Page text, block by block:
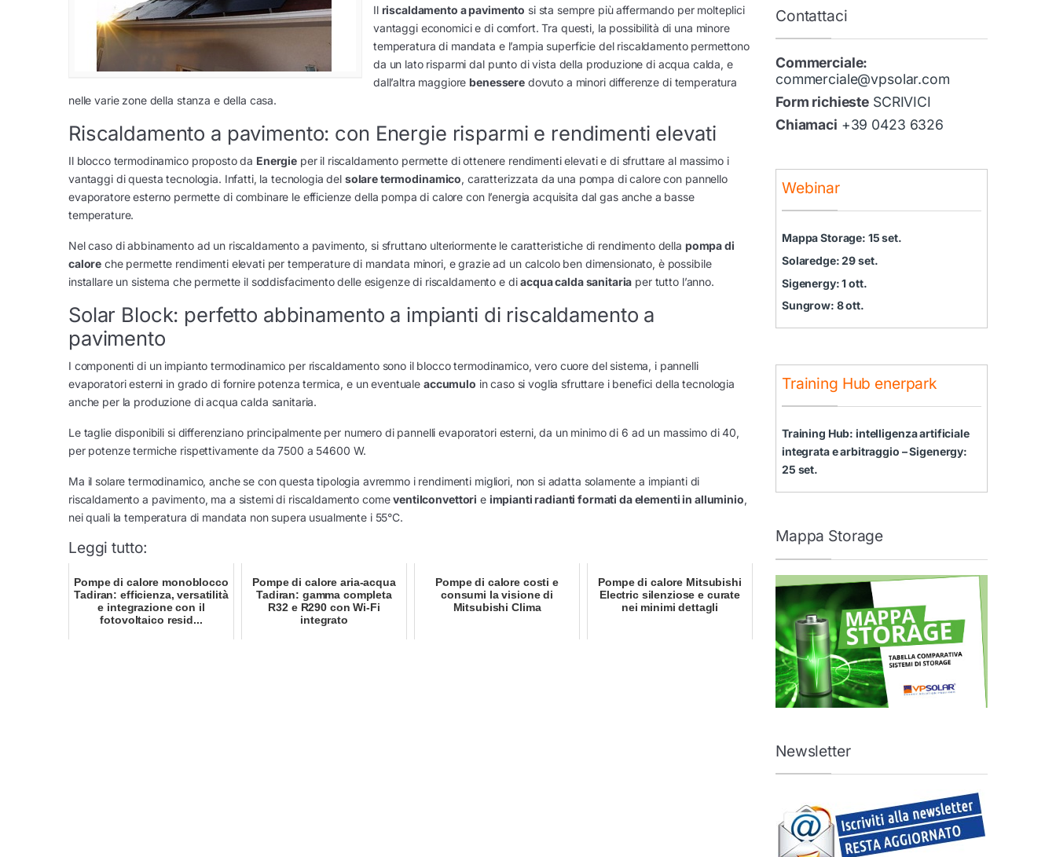
Il riscaldamento a pavimento si sta sempre più affermando per molteplici
vantaggi economici e di comfort. Tra questi, la possibilità di una minore
temperatura di mandata e l’ampia superficie del riscaldamento permettono
da un lato risparmi dal punto di vista della produzione di acqua calda, e
dall’altra maggiorebenesseredovuto a minori differenze di temperatura
nelle varie zone della stanza e della casa.
Riscaldamento a pavimento: con Energie risparmi e rendimenti elevati
Il blocco termodinamico proposto da Energie per il riscaldamento permette di ottenere rendimenti elevati e di sfruttare al massimo i
vantaggi di questa tecnologia. Infatti, la tecnologia del solare termodinamico, caratterizzata da una pompa di calore con pannello
evaporatore esterno permette di combinare le efficienze della pompa di calore con l’energia acquisita dal gas anche a basse
temperature.
Nel caso di abbinamento ad un riscaldamento a pavimento, si sfruttano ulteriormente le caratteristiche di rendimento della pompa di
calore che permette rendimenti elevati per temperature di mandata minori, e grazie ad un calcolo ben dimensionato, è possibile
installare un sistema che permette il soddisfacimento delle esigenze di riscaldamento e diacqua calda sanitaria per tutto l’anno.
Solar Block: perfetto abbinamento a impianti di riscaldamento a
pavimento
I componenti di un impianto termodinamico per riscaldamento sono il blocco termodinamico, vero cuore del sistema, i pannelli
evaporatori esterni in grado di fornire potenza termica, e un eventuale accumulo in caso si voglia sfruttare i benefici della tecnologia
anche per la produzione di acqua calda sanitaria.
Le taglie disponibili si differenziano principalmente per numero di pannelli evaporatori esterni, da un minimo di 6 ad un massimo di 40,
per potenze termiche rispettivamente da 7500 a 54600 W.
Ma il solare termodinamico, anche se con questa tipologia avremmo i rendimenti migliori, non si adatta solamente a impianti di
riscaldamento a pavimento, ma a sistemi di riscaldamento comeventilconvettori e impianti radianti formati da elementi in alluminio,
nei quali la temperatura di mandata non supera usualmente i 55°C.
Leggi tutto:
Pompe di calore monoblocco
Tadiran: efficienza, versatilità
e integrazione con il
fotovoltaico resid...
Pompe di calore aria-acqua
Tadiran: gamma completa
R32 e R290 con Wi-Fi
integrato
Pompe di calore costi e
consumi la visione di
Mitsubishi Clima
Pompe di calore Mitsubishi
Electric silenziose e curate
nei minimi dettagli
Contattaci
Commerciale:
commerciale@vpsolar.com
Form richieste SCRIVICI
Chiamaci +39 0423 6326
Webinar
Mappa Storage: 15 set.
Solaredge: 29 set.
Sigenergy: 1 ott.
Sungrow: 8 ott.
Training Hub enerpark
Training Hub: intelligenza artificiale
integrata e arbitraggio – Sigenergy:
25 set.
Mappa Storage
Newsletter